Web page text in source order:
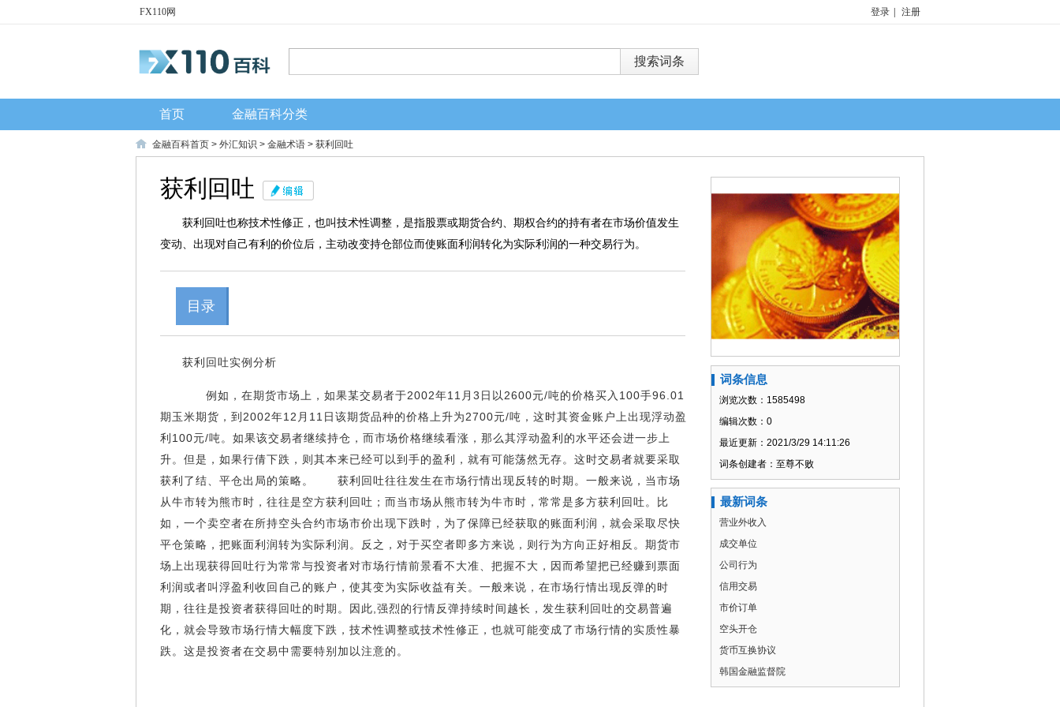
FX110网 登录 注册
首页 金融百科分类
金融百科首页 > 外汇知识 > 金融术语 > 获利回吐
获利回吐
获利回吐也称技术性修正，也叫技术性调整，是指股票或期货合约、期权合约的持有者在市场价值发生
变动、出现对自己有利的价位后，主动改变持仓部位而使账面利润转化为实际利润的一种交易行为。
目录
获利回吐实例分析
例如，在期货市场上，如果某交易者于2002年11月3日以2600元/吨的价格买入100手96.01
期玉米期货，到2002年12月11日该期货品种的价格上升为2700元/吨，这时其资金账户上出现浮动盈
利100元/吨。如果该交易者继续持仓，而市场价格继续看涨，那么其浮动盈利的水平还会进一步上
升。但是，如果行倩下跌，则其本来已经可以到手的盈利，就有可能荡然无存。这时交易者就要采取
获利了结、平仓出局的策略。 获利回吐往往发生在市场行情出现反转的时期。一般来说，当市场
从牛市转为熊市时，往往是空方获利回吐；而当市场从熊市转为牛市时，常常是多方获利回吐。比
如，一个卖空者在所持空头合约市场市价出现下跌时，为了保障已经获取的账面利润，就会采取尽快
平仓策略，把账面利润转为实际利润。反之，对于买空者即多方来说，则行为方向正好相反。期货市
场上出现获得回吐行为常常与投资者对市场行情前景看不大准、把握不大，因而希望把已经赚到票面
利润或者叫浮盈利收回自己的账户，使其变为实际收益有关。一般来说，在市场行情出现反弹的时
期，往往是投资者获得回吐的时期。因此,强烈的行情反弹持续时间越长，发生获利回吐的交易普遍
化，就会导致市场行情大幅度下跌，技术性调整或技术性修正，也就可能变成了市场行情的实质性暴
跌。这是投资者在交易中需要特别加以注意的。
词条信息
浏览次数：1585498
编辑次数：0
最近更新：2021/3/29 14:11:26
词条创建者：至尊不败
最新词条
营业外收入
成交单位
公司行为
信用交易
市价订单
空头开仓
货币互换协议
韩国金融监督院